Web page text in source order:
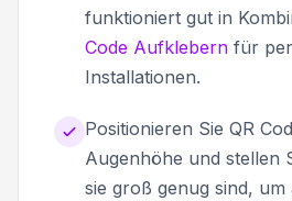
funktioniert gut in
Code Aufklebern für
Installationen.
Positionieren Sie QR
Augenhöhe und stellen
sie groß genug sind, um